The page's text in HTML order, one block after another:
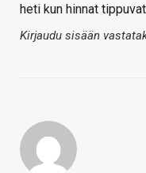
heti kun hinnat
Kirjaudu sisään